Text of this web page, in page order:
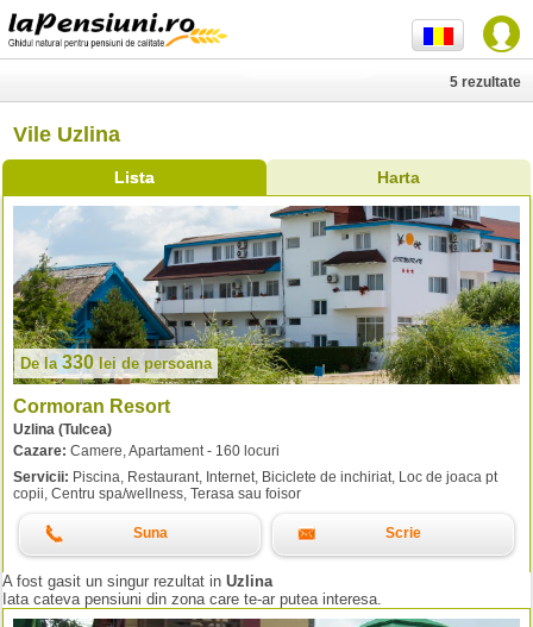
Vile Uzlina
Lista Harta
5 rezultate
De la 330lei de persoana
Cormoran Resort
Uzlina (Tulcea)
Cazare: Camere, Apartament - 160 locuri
Servicii: Piscina, Restaurant, Internet, Biciclete de inchiriat, Loc de joaca pt
copii, Centru spa/wellness, Terasa sau foisor
Suna Scrie
A fost gasit un singur rezultat in Uzlina
Iata cateva pensiuni din zona care te-ar putea interesa.